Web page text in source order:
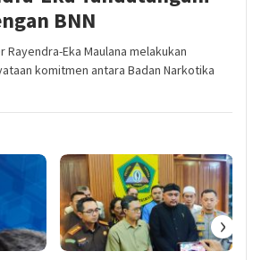
BNN
Eka Maulana melakukan
komitmen antara Badan Narkotika
›